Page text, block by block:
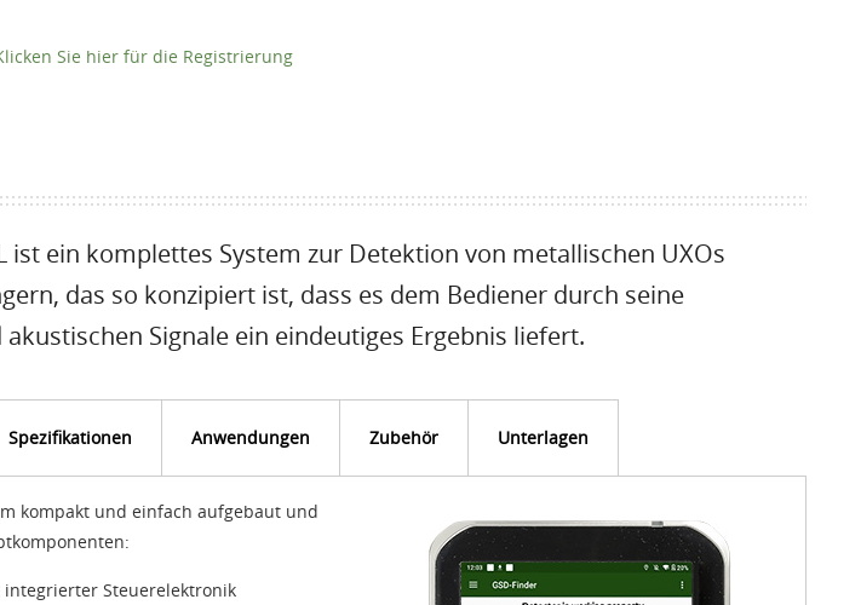
Sie hier für die Registrierung
ist ein komplettes System zur Detektion von metallischen UXOs
das so konzipiert ist, dass es dem Bediener durch seine
Signale ein eindeutiges Ergebnis liefert.
Spezifikationen Anwendungen Zubehör Unterlagen
kompakt und einfach aufgebaut und
Steuerelektronik